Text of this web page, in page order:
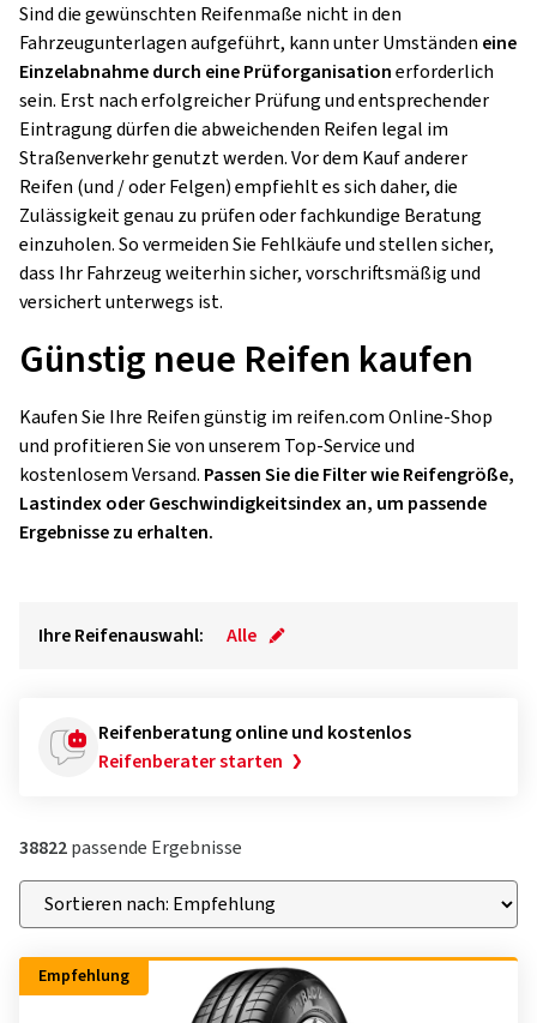
Sind die gewünschten Reifenmaße nicht in den
Fahrzeugunterlagen aufgeführt, kann unter Umständen eine
Einzelabnahme durch eine Prüforganisationerforderlich
sein. Erst nach erfolgreicher Prüfung und entsprechender
Eintragung dürfen die abweichenden Reifen legal im
Straßenverkehr genutzt werden. Vor dem Kauf anderer
Reifen (und / oder Felgen) empfiehlt es sich daher, die
Zulässigkeit genau zu prüfen oder fachkundige Beratung
einzuholen. So vermeiden Sie Fehlkäufe und stellen sicher,
dass Ihr Fahrzeug weiterhin sicher, vorschriftsmäßig und
versichert unterwegs ist.
Günstig neue Reifen kaufen
Kaufen Sie Ihre Reifen günstig im reifen.com Online-Shop
und profitieren Sie von unserem Top-Service und
kostenlosem Versand. Passen Sie die Filter wie Reifengröße,
Lastindex oder Geschwindigkeitsindex an, um passende
Ergebnisse zu erhalten.
Ihre Reifenauswahl: Alle
Reifenberatung online und kostenlos
Reifenberater starten
38822passende Ergebnisse
Empfehlung